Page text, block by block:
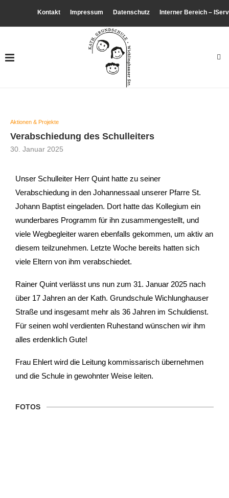
Kontakt Impressum Datenschutz Interner Bereich – IServ
Aktionen & Projekte
Verabschiedung des Schulleiters
30. Januar 2025
Unser Schulleiter Herr Quint hatte zu seiner
Verabschiedung in den Johannessaal unserer Pfarre St.
Johann Baptist eingeladen. Dort hatte das Kollegium ein
wunderbares Programm für ihn zusammengestellt, und
viele Wegbegleiter waren ebenfalls gekommen, um aktiv an
diesem teilzunehmen. Letzte Woche bereits hatten sich
viele Eltern von ihm verabschiedet.
Rainer Quint verlässt uns nun zum 31. Januar 2025 nach
über 17 Jahren an der Kath. Grundschule Wichlunghauser
Straße und insgesamt mehr als 36 Jahren im Schuldienst.
Für seinen wohl verdienten Ruhestand wünschen wir ihm
alles erdenklich Gute!
Frau Ehlert wird die Leitung kommissarisch übernehmen
und die Schule in gewohnter Weise leiten.
FOTOS